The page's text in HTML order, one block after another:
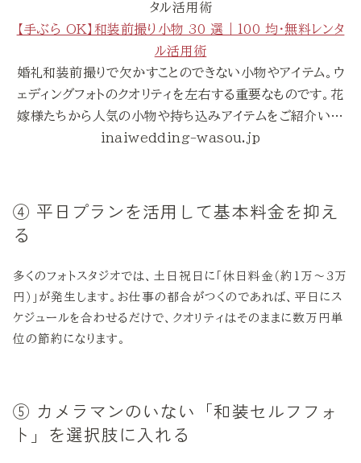
【手ぶら OK】和装前撮り小物 30 選｜100 均・無料レンタ
ル活用術
婚礼和装前撮りで欠かすことのできない小物やアイテム。ウ
ェディングフォトのクオリティを左右する重要なものです。花
嫁様たちから人気の小物や持ち込みアイテムをご紹介い…
inaiwedding-wasou.jp
④ 平日プランを活用して基本料金を抑え
る
多くのフォトスタジオでは、土日祝日に「休日料金（約1万〜3万
円）」が発生します。お仕事の都合がつくのであれば、平日にス
ケジュールを合わせるだけで、クオリティはそのままに数万円単
位の節約になります。
⑤ カメラマンのいない「和装セルフフォ
ト」を選択肢に入れる